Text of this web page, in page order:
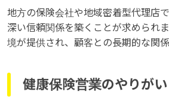
地方の保険会社や地域密着型代理店
深い信頼関係を築くことが求められ
境が提供され、顧客との長期的な関係
健康保険営業のやりがい